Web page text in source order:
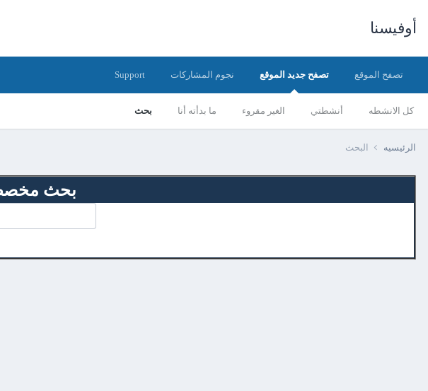
أوفيسنا
تصفح الموقع تصفح جديد الموقع
كل الانشطه أنشطتي الغير مقروء ما بدأته أنا بحث
نجوم المشاركات Support
الرئيسيه البحث
بحث